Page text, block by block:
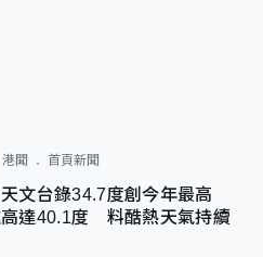
港聞 首頁新聞
天文台錄34.7度創今年最高
高達40.1度 料酷熱天氣持續